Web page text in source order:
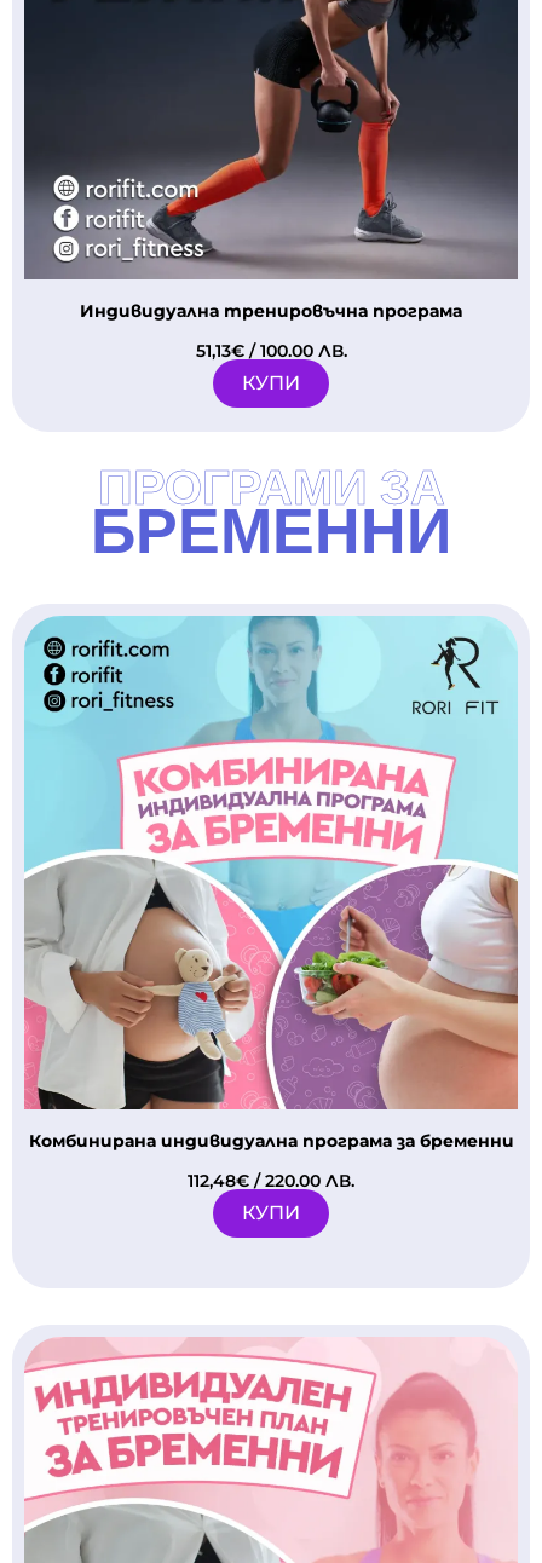
Индивидуална тренировъчна програма
51,13€ / 100.00 ЛВ.
КУПИ
ПРОГРАМИ ЗА
БРЕМЕННИ
Комбинирана индивидуална програма за бременни
112,48€ / 220.00 ЛВ.
КУПИ